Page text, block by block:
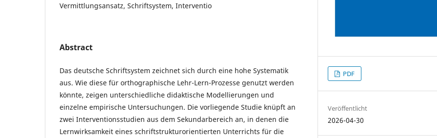
Vermittlungsansatz, Schriftsystem, Interventio
Abstract
Das deutsche Schriftsystem zeichnet sich durch eine hohe Systematik
aus. Wie diese für orthogra­phische Lehr-Lern-Prozesse genutzt werden
könnte, zeigen unterschiedliche didaktische Modellierungen und
einzelne empirische Untersuchungen. Die vorliegende Studie knüpft an
zwei Interventionsstudien aus dem Sekundarbereich an, in denen die
Lernwirksamkeit eines schriftstrukturorientierten Unterrichts für die
PDF
Veröffentlicht
2026-04-30